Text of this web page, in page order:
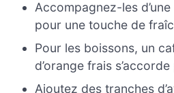
Accompagnez-les
pour une touche de
Pour les boissons, un
d’orange frais
Ajoutez des tranches